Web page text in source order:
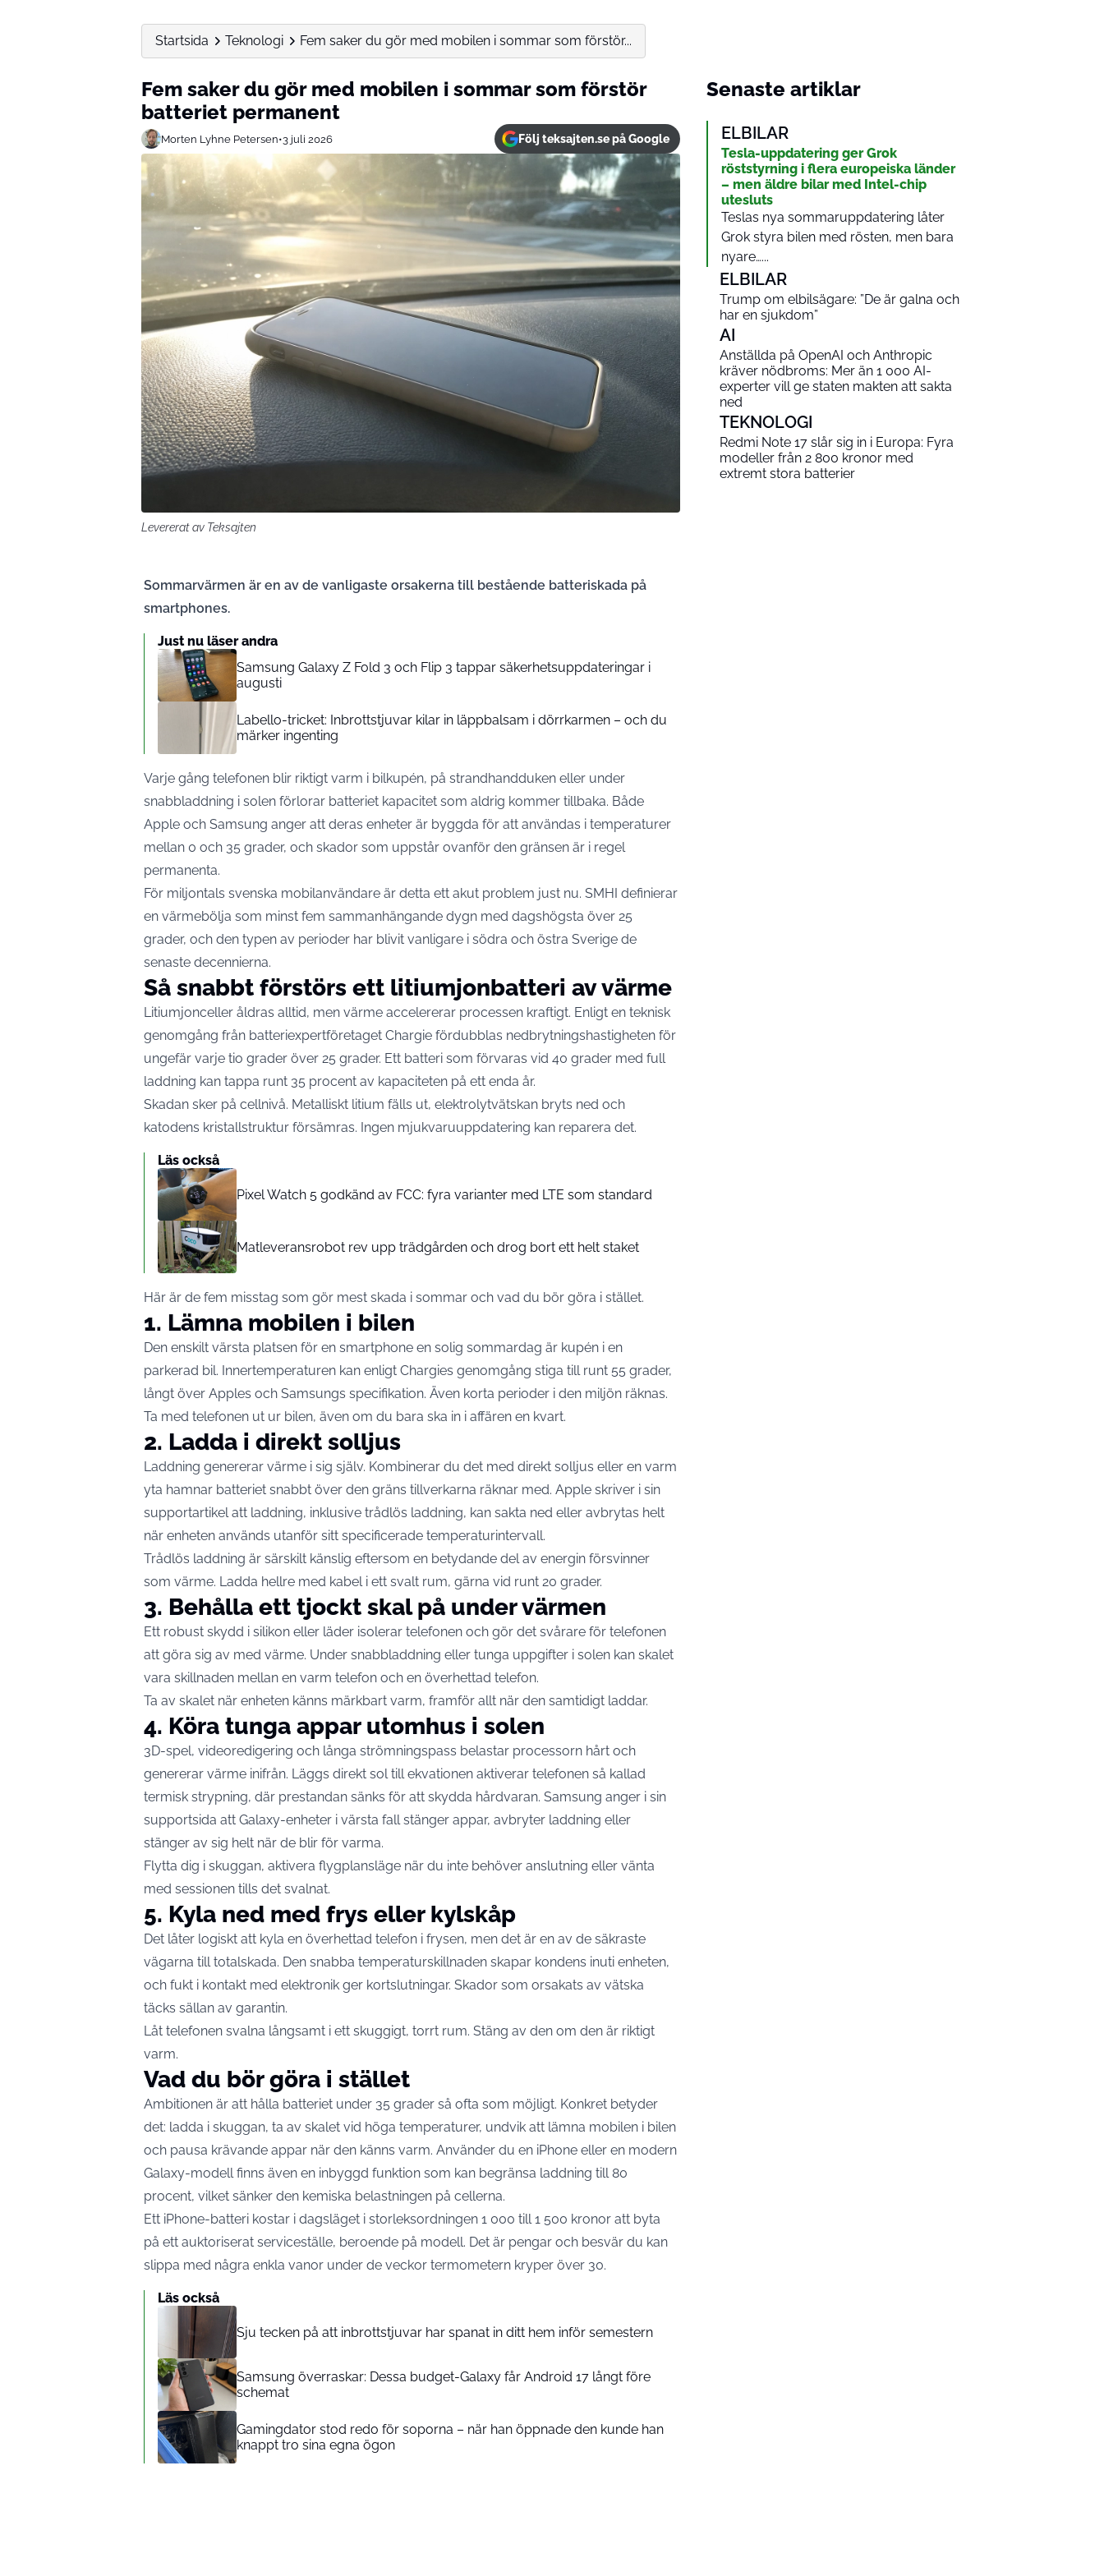
Startsida Teknologi Fem saker du gör med mobilen i sommar som förstör...
Fem saker du gör med mobilen i sommar som förstör
batteriet permanent
Morten Lyhne Petersen•3 juli 2026 Följ teksajten.se på Google
Levererat av Teksajten
Sommarvärmen är en av de vanligaste orsakerna till bestående batteriskada på
smartphones.
Just nu läser andra
Samsung Galaxy Z Fold 3 och Flip 3 tappar säkerhetsuppdateringar i
augusti
Labello-tricket: Inbrottstjuvar kilar in läppbalsam i dörrkarmen – och du
märker ingenting
Varje gång telefonen blir riktigt varm i bilkupén, på strandhandduken eller under
snabbladdning i solen förlorar batteriet kapacitet som aldrig kommer tillbaka. Både
Apple och Samsung anger att deras enheter är byggda för att användas i temperaturer
mellan 0 och 35 grader, och skador som uppstår ovanför den gränsen är i regel
permanenta.
För miljontals svenska mobilanvändare är detta ett akut problem just nu. SMHI definierar
en värmebölja som minst fem sammanhängande dygn med dagshögsta över 25
grader, och den typen av perioder har blivit vanligare i södra och östra Sverige de
senaste decennierna.
Så snabbt förstörs ett litiumjonbatteri av värme
Litiumjonceller åldras alltid, men värme accelererar processen kraftigt. Enligt en teknisk
genomgång från batteriexpertföretaget Chargie fördubblas nedbrytningshastigheten för
ungefär varje tio grader över 25 grader. Ett batteri som förvaras vid 40 grader med full
laddning kan tappa runt 35 procent av kapaciteten på ett enda år.
Skadan sker på cellnivå. Metalliskt litium fälls ut, elektrolytvätskan bryts ned och
katodens kristallstruktur försämras. Ingen mjukvaruuppdatering kan reparera det.
Läs också
Pixel Watch 5 godkänd av FCC: fyra varianter med LTE som standard
Matleveransrobot rev upp trädgården och drog bort ett helt staket
Här är de fem misstag som gör mest skada i sommar och vad du bör göra i stället.
1. Lämna mobilen i bilen
Den enskilt värsta platsen för en smartphone en solig sommardag är kupén i en
parkerad bil. Innertemperaturen kan enligt Chargies genomgång stiga till runt 55 grader,
långt över Apples och Samsungs specifikation. Även korta perioder i den miljön räknas.
Ta med telefonen ut ur bilen, även om du bara ska in i affären en kvart.
2. Ladda i direkt solljus
Laddning genererar värme i sig själv. Kombinerar du det med direkt solljus eller en varm
yta hamnar batteriet snabbt över den gräns tillverkarna räknar med. Apple skriver i sin
supportartikel att laddning, inklusive trådlös laddning, kan sakta ned eller avbrytas helt
när enheten används utanför sitt specificerade temperaturintervall.
Trådlös laddning är särskilt känslig eftersom en betydande del av energin försvinner
som värme. Ladda hellre med kabel i ett svalt rum, gärna vid runt 20 grader.
3. Behålla ett tjockt skal på under värmen
Ett robust skydd i silikon eller läder isolerar telefonen och gör det svårare för telefonen
att göra sig av med värme. Under snabbladdning eller tunga uppgifter i solen kan skalet
vara skillnaden mellan en varm telefon och en överhettad telefon.
Ta av skalet när enheten känns märkbart varm, framför allt när den samtidigt laddar.
4. Köra tunga appar utomhus i solen
3D-spel, videoredigering och långa strömningspass belastar processorn hårt och
genererar värme inifrån. Läggs direkt sol till ekvationen aktiverar telefonen så kallad
termisk strypning, där prestandan sänks för att skydda hårdvaran. Samsung anger i sin
supportsida att Galaxy-enheter i värsta fallstänger appar, avbryter laddning eller
stänger av sig helt när de blir för varma.
Flytta dig i skuggan, aktivera flygplansläge när du inte behöver anslutning eller vänta
med sessionen tills det svalnat.
5. Kyla ned med frys eller kylskåp
Det låter logiskt att kyla en överhettad telefon i frysen, men det är en av de säkraste
vägarna till totalskada. Den snabba temperaturskillnaden skapar kondens inuti enheten,
och fukt i kontakt med elektronik ger kortslutningar. Skador som orsakats av vätska
täcks sällan av garantin.
Låt telefonen svalna långsamt i ett skuggigt, torrt rum. Stäng av den om den är riktigt
varm.
Vad du bör göra i stället
Ambitionen är att hålla batteriet under 35 grader så ofta som möjligt. Konkret betyder
det: ladda i skuggan, ta av skalet vid höga temperaturer, undvik att lämna mobilen i bilen
och pausa krävande appar när den känns varm. Använder du en iPhone eller en modern
Galaxy-modell finns även en inbyggd funktion som kan begränsa laddning till 80
procent, vilket sänker den kemiska belastningen på cellerna.
Ett iPhone-batteri kostar i dagsläget i storleksordningen 1 000 till 1 500 kronor att byta
på ett auktoriserat serviceställe, beroende på modell. Det är pengar och besvär du kan
slippa med några enkla vanor under de veckor termometern kryper över 30.
Läs också
Sju tecken på att inbrottstjuvar har spanat in ditt hem inför semestern
Samsung överraskar: Dessa budget-Galaxy får Android 17 långt före
schemat
Gamingdator stod redo för soporna – när han öppnade den kunde han
knappt tro sina egna ögon
Senaste artiklar
ELBILAR
Tesla-uppdatering ger Grok
röststyrning i flera europeiska länder
– men äldre bilar med Intel-chip
utesluts
Teslas nya sommaruppdatering låter
Grok styra bilen med rösten, men bara
nyare…...
ELBILAR
Trump om elbilsägare: ”De är galna och
har en sjukdom”
AI
Anställda på OpenAI och Anthropic
kräver nödbroms: Mer än 1 000 AI-
experter vill ge staten makten att sakta
ned
TEKNOLOGI
Redmi Note 17 slår sig in i Europa: Fyra
modeller från 2 800 kronor med
extremt stora batterier